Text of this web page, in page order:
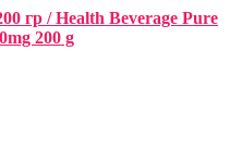
гр / Health Beverage Pure
200 g